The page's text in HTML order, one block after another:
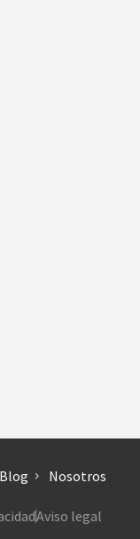
Blog Nosotros
Aviso legal